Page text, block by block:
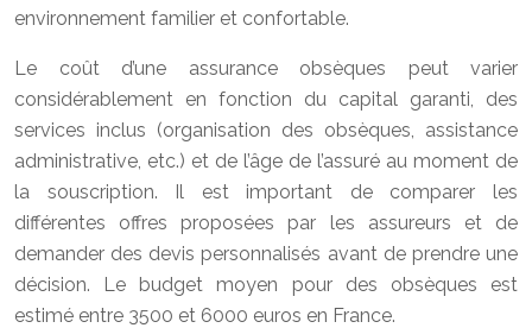
environnement familier et confortable.
Le coût d’une assurance obsèques peut varier
considérablement en fonction du capital garanti, des
services inclus (organisation des obsèques, assistance
administrative, etc.) et de l’âge de l’assuré au moment de
la souscription. Il est important de comparer les
différentes offres proposées par les assureurs et de
demander des devis personnalisés avant de prendre une
décision. Le budget moyen pour des obsèques est
estimé entre 3500 et 6000 euros en France.